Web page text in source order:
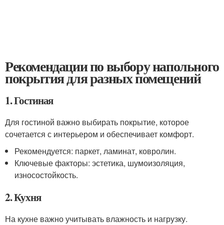
Рекомендации по выбору напольного
покрытия для разных помещений
1. Гостиная
Для гостиной важно выбирать покрытие, которое
сочетается с интерьером и обеспечивает комфорт.
Рекомендуется: паркет, ламинат, ковролин.
Ключевые факторы: эстетика, шумоизоляция,
износостойкость.
2. Кухня
На кухне важно учитывать влажность и нагрузку.